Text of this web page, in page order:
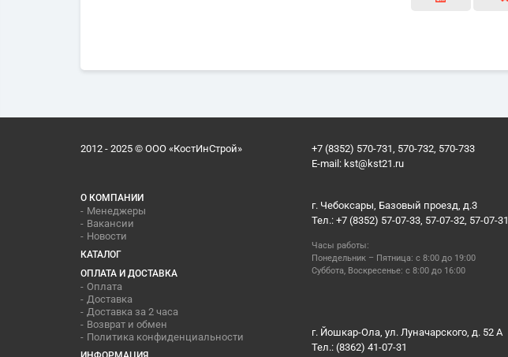
2012 - 2025 © ООО «КостИнСтрой»
+7 (8352) 570-731, 570-732, 570-733
E-mail: kst@kst21.ru
О КОМПАНИИ
Менеджеры
Вакансии
Новости
КАТАЛОГ
ОПЛАТА И ДОСТАВКА
Оплата
Доставка
Доставка за 2 часа
Возврат и обмен
Политика конфиденциальности
г. Чебоксары, Базовый проезд, д.3
Тел.: +7 (8352) 57-07-33, 57-07-32, 57-07-31
Часы работы:
Понедельник – Пятница: с 8:00 до 19:00
Суббота, Воскресенье: с 8:00 до 16:00
г. Йошкар-Ола, ул. Луначарского, д. 52 А
Тел.: (8362) 41-07-31